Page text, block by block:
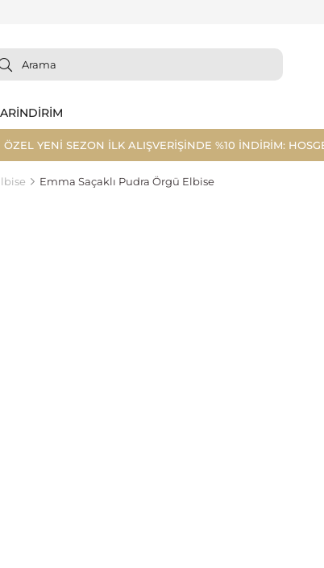
İNDİRİM
ÖZEL YENİ SEZON İLK ALIŞVERİŞİNDE %10 İNDİRİM:
Emma Saçaklı Pudra Örgü Elbise